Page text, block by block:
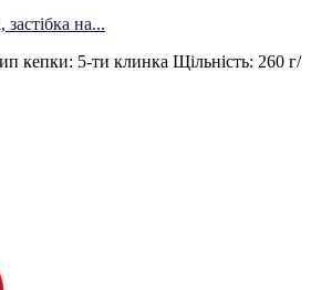
на...
кепки: 5-ти клинка Щільність: 260 г/